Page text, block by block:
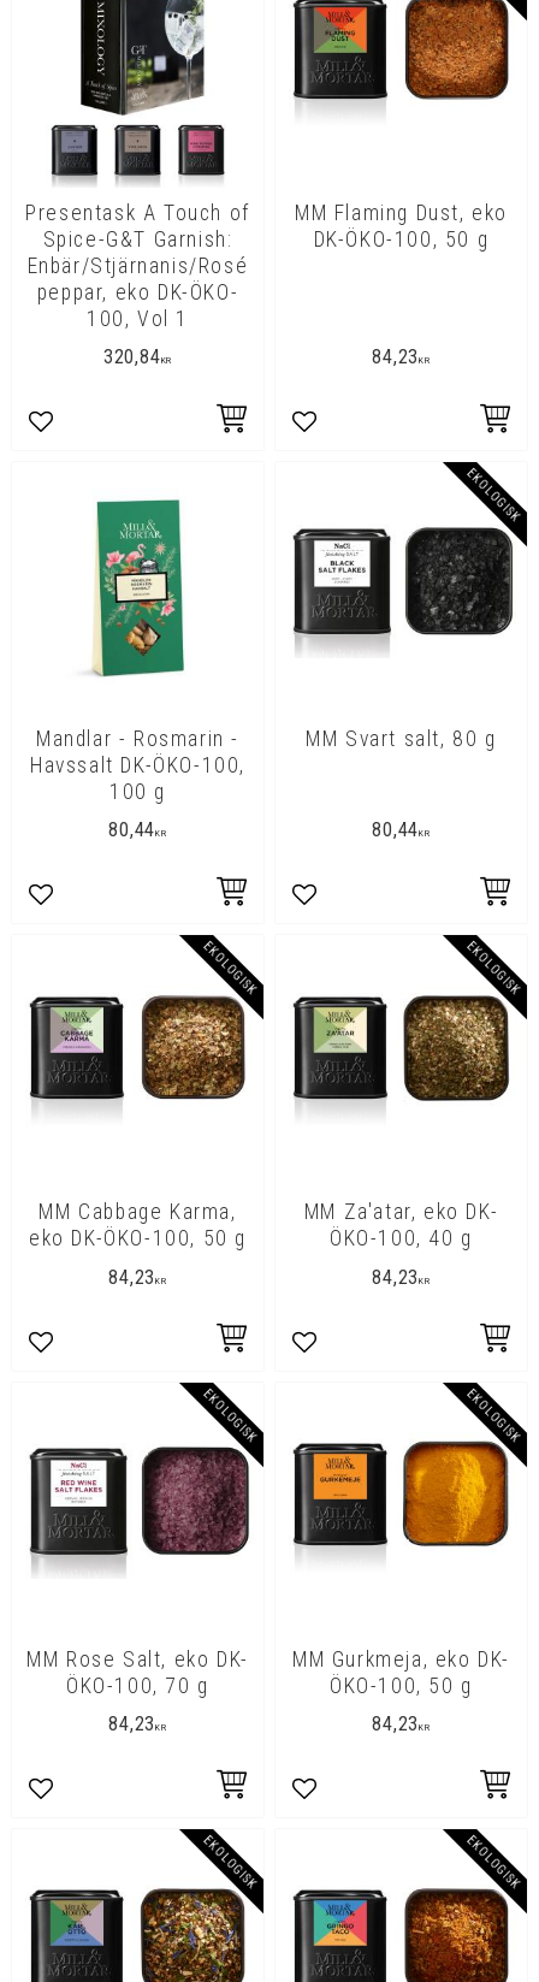
Presentask A Touch of
Spice-G&T Garnish:
Enbär/Stjärnanis/Rosé
peppar, eko DK-ÖKO-
100, Vol 1
320,84KR
Lägg till i favoriter
MM Flaming Dust, eko
DK-ÖKO-100, 50 g
84,23KR
Lägg till i favoriter
Mandlar - Rosmarin -
Havssalt DK-ÖKO-100,
100 g
80,44KR
Lägg till i favoriter
MM Svart salt, 80 g
80,44KR
EKOLOGISK
Lägg till i favoriter
MM Cabbage Karma,
eko DK-ÖKO-100, 50 g
84,23KR
EKOLOGISK
Lägg till i favoriter
MM Za'atar, eko DK-
ÖKO-100, 40 g
84,23KR
EKOLOGISK
Lägg till i favoriter
MM Rose Salt, eko DK-
ÖKO-100, 70 g
84,23KR
EKOLOGISK
Lägg till i favoriter
MM Gurkmeja, eko DK-
ÖKO-100, 50 g
84,23KR
EKOLOGISK
Lägg till i favoriter
EKOLOGISK EKOLOGISK